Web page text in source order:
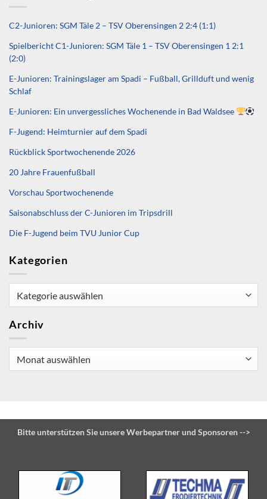
C2-Junioren: SGM Täle 2 – TSV Oberensingen 2 2:4 (1:1)
Spielbericht C1-Junioren: SGM Täle 1 – TSV Oberensingen 1 2:1
(2:0)
E-Junioren: Trainingslager am Spadi – Fußball, Grillduft und wenig
Schlaf
E-Junioren: Ein unvergessliches Wochenende in Bad Waldsee
F-Jugend: Heimturnier auf dem Spadi
Rückblick Sportwochenende 2026
20 Jahre Frauenfußball
Vorschau Sportwochenende
Saisonabschluss der C-Junioren im Tripsdrill
Die F-Jugend beim TVU Junior Cup
Kategorien
Archiv
Bitte unterstützen Sie unsere Werbepartner und Sponsoren -->